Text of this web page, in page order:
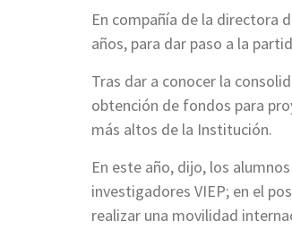
En compañía de la directora
años, para dar paso a la
Tras dar a conocer la
obtención de fondos para
más altos de la Institución.
En este año, dijo, los
investigadores VIEP; en el
realizar una movilidad